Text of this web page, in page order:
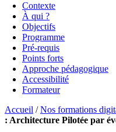
Contexte
À qui ?
Objectifs
Programme
Pré-requis
Points forts
Approche pédagogique
Accessibilité
Formateur
Accueil /Nos formations
: Architecture Pilotée par